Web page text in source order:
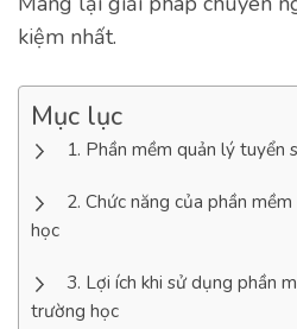
kiệm nhất.
Mục lục
Phần mềm quản lý tuyển
Chức năng của phần
học
Lợi ích khi sử dụng phần
trường học